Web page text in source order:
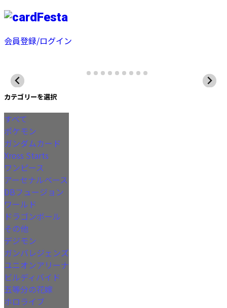
会員登録/ログイン
カテゴリーを選択
すべて
ポケモン
ガンダムカード
Xross Starts
ワンピース
アーセナルベース
DBフュージョン
ワールド
ドラゴンボール
その他
デジモン
ガンバレジェンズ
ユニオンアリーナ
ビルディバイド
五等分の花嫁
ホロライブ